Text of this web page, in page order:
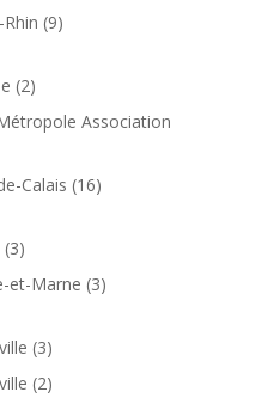
(9)
(2)
Association
Calais (16)
(3)
et-Marne (3)
(3)
(2)